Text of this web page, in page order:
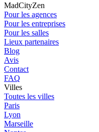
MadCityZen
Pour les agences
Pour les entreprises
Pour les salles
Lieux partenaires
Blog
Avis
Contact
FAQ
Villes
Toutes les villes
Paris
Lyon
Marseille